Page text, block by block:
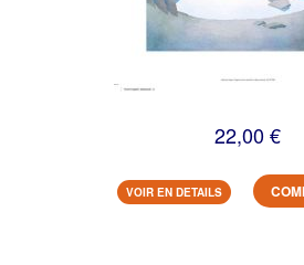
22,00 €
VOIR EN DETAILS